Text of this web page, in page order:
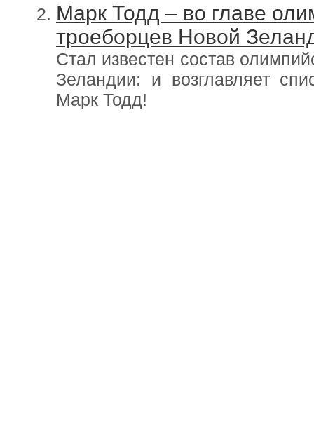
Марк Тодд – во главе
троеборцев Новой
Стал известен состав
Зеландии: и возглавляет
Марк Тодд!